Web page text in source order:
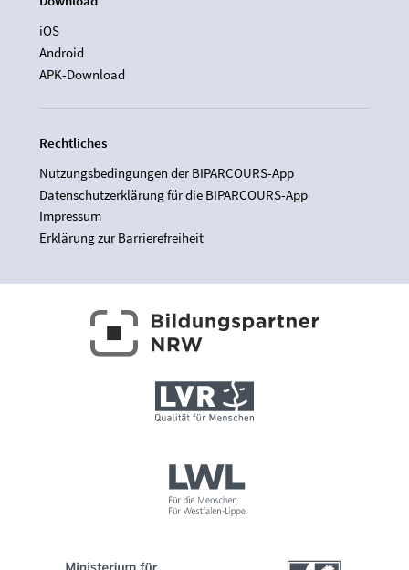
iOS
Android
APK-Download
Rechtliches
Nutzungsbedingungen der BIPARCOURS-App
Datenschutzerklärung für die BIPARCOURS-App
Impressum
Erklärung zur Barrierefreiheit